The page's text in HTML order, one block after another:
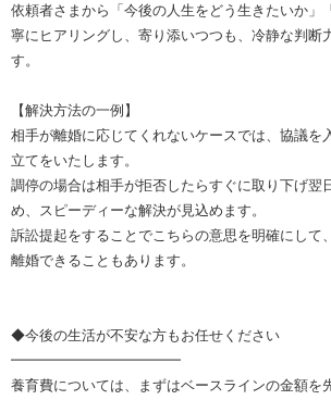
依頼者さまから「今後の人生をどう生きたいか」
寧にヒアリングし、寄り添いつつも、冷静な判断
す。
【解決方法の一例】
相手が離婚に応じてくれないケースでは、協議を
立てをいたします。
調停の場合は相手が拒否したらすぐに取り下げ翌
め、スピーディーな解決が見込めます。
訴訟提起をすることでこちらの意思を明確にして
離婚できることもあります。
◆今後の生活が不安な方もお任せください
━━━━━━━━━━━━
養育費については、まずはベースラインの金額を